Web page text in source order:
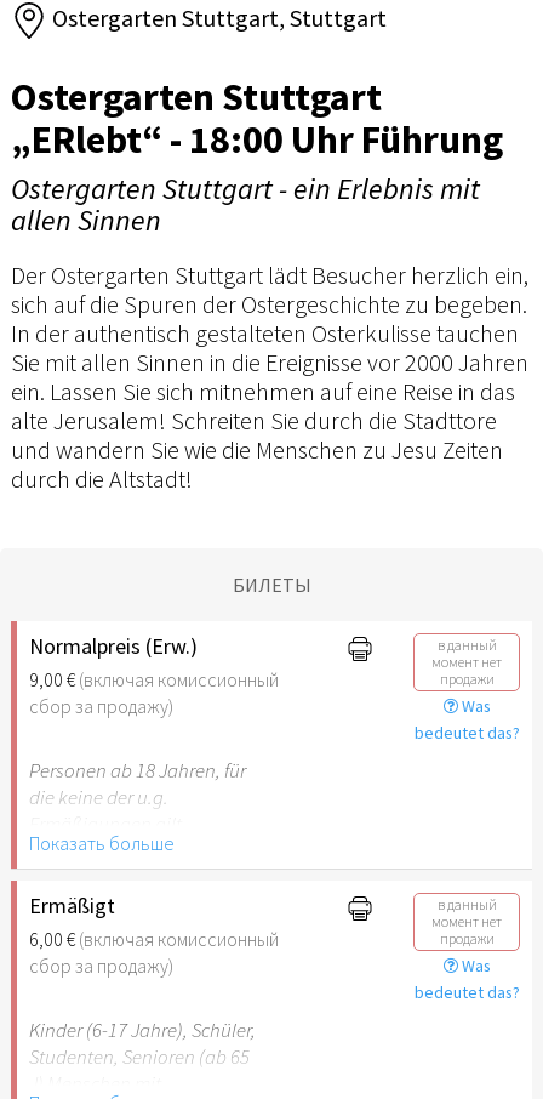
Ostergarten Stuttgart, Stuttgart
Ostergarten Stuttgart
„ERlebt“ - 18:00 Uhr Führung
Ostergarten Stuttgart - ein Erlebnis mit
allen Sinnen
Der Ostergarten Stuttgart lädt Besucher herzlich ein,
sich auf die Spuren der Ostergeschichte zu begeben.
In der authentisch gestalteten Osterkulisse tauchen
Sie mit allen Sinnen in die Ereignisse vor 2000 Jahren
ein. Lassen Sie sich mitnehmen auf eine Reise in das
alte Jerusalem! Schreiten Sie durch die Stadttore
und wandern Sie wie die Menschen zu Jesu Zeiten
durch die Altstadt!
БИЛЕТЫ
Normalpreis (Erw.)
9,00 €(включая комиссионный
сбор за продажу)
в данный
момент нет
продажи
Was
bedeutet das?
Personen ab 18 Jahren, für
die keine der u.g.
Показать больше
Ermäßigt
6,00 €(включая комиссионный
сбор за продажу)
в данный
момент нет
продажи
Was
bedeutet das?
Kinder (6-17 Jahre), Schüler,
Studenten, Senioren (ab 65